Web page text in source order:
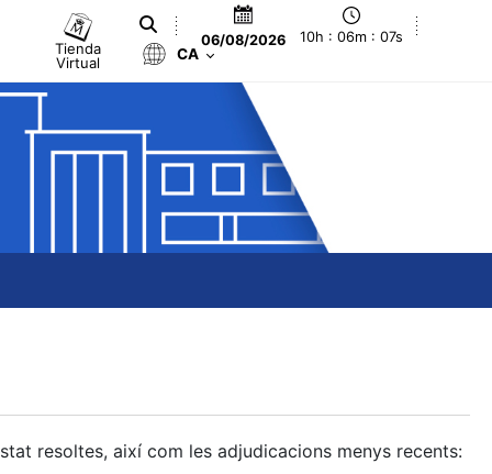
Tienda
Virtual
06/08/2026 10h : 06m : 08s
CA
resoltes, així com les adjudicacions menys recents: